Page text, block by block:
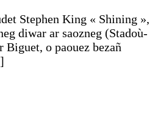
Stephen King « Shining »,
diwar ar saozneg (Stadoù-
Biguet, o paouez bezañ